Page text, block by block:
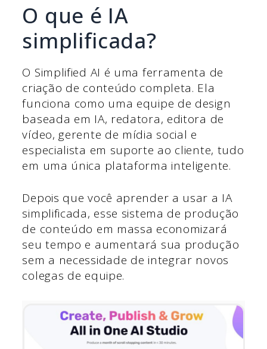
O que é IA
simplificada?
O Simplified AI é uma ferramenta de
criação de conteúdo completa. Ela
funciona como uma equipe de design
baseada em IA, redatora, editora de
vídeo, gerente de mídia social e
especialista em suporte ao cliente, tudo
em uma única plataforma inteligente.
Depois que você aprender a usar a IA
simplificada, esse sistema de produção
de conteúdo em massa economizará
seu tempo e aumentará sua produção
sem a necessidade de integrar novos
colegas de equipe.